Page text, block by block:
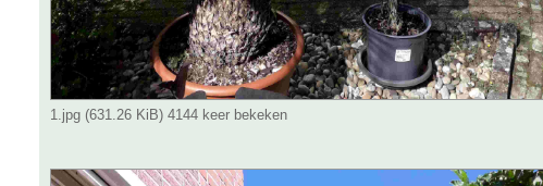
1.jpg (631.26 KiB) 4144 keer bekeken